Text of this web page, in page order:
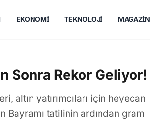
EKONOMI TEKNOLOJI MAGAZIN
Sonra Rekor Geliyor!
altın yatırımcıları için heyecan
Bayramı tatilinin ardından gram